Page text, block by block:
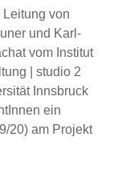
Leitung von
und Karl-
vom Institut
| studio 2
Innsbruck
ein
20) am Projekt